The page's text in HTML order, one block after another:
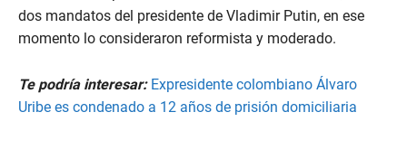
dos mandatos del presidente de Vladimir Putin, en ese
momento lo consideraron reformista y moderado.
Te podría interesar: Expresidente colombiano Álvaro
Uribe es condenado a 12 años de prisión domiciliaria